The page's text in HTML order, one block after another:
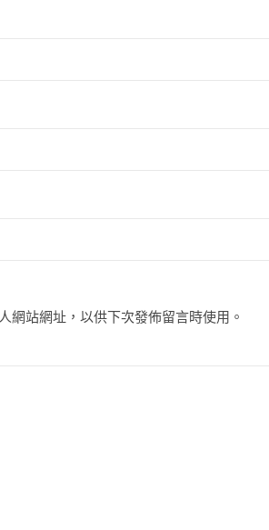
網站網址，以供下次發佈留言時使用。